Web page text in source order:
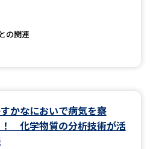
の関連
かなにおいで病気を察
化学物質の分析技術が活